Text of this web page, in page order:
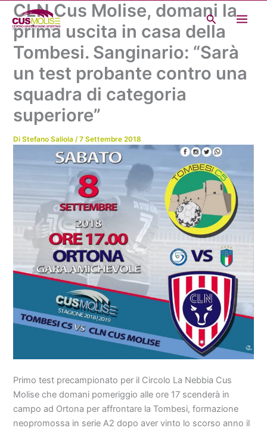
contenuto
Cerca
CLN Cus Molise, domani la
prima uscita in casa della
Tombesi. Sanginario: “Sarà
un test probante contro una
squadra di categoria
superiore”
DiStefano Saliola/7 Settembre 2018
Primo test precampionato per il Circolo La Nebbia Cus
Molise che domani pomeriggio alle ore 17 scenderà in
campo ad Ortona per affrontare la Tombesi, formazione
neopromossa in serie A2 dopo aver vinto lo scorso anno il